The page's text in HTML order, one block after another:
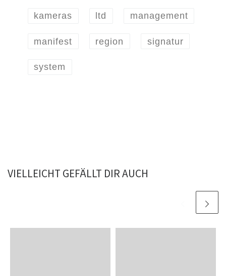
kameras ltd management
manifest region signatur
system
VIELLEICHT GEFÄLLT DIR AUCH